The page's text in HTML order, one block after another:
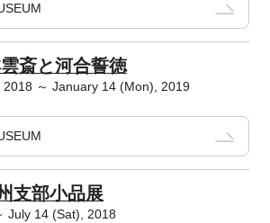
斎と河合誓徳
～ January 14 (Mon), 2019
支部小品展
July 14 (Sat), 2018